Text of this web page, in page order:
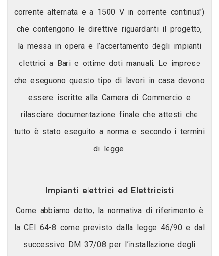
corrente alternata e a 1500 V in corrente continua")
che contengono le direttive riguardanti il progetto,
la messa in opera e l’accertamento degli impianti
elettrici a Bari e ottime doti manuali. Le imprese
che eseguono questo tipo di lavori in casa devono
essere iscritte alla Camera di Commercio e
rilasciare documentazione finale che attesti che
tutto è stato eseguito a norma e secondo i termini
di legge.
Impianti elettrici ed Elettricisti
Come abbiamo detto, la normativa di riferimento è
la CEI 64-8 come previsto dalla legge 46/90 e dal
successivo DM 37/08 per l’installazione degli